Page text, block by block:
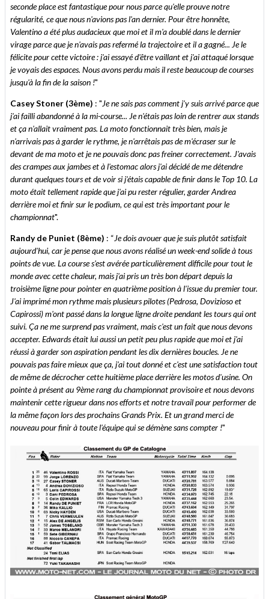
seconde place est fantastique pour nous parce qu'elle prouve notre
régularité, ce que nous n'avions pas l'an dernier. Pour être honnête,
Valentino a été plus audacieux que moi et il m'a doublé dans le dernier
virage parce que je n'avais pas refermé la trajectoire et il a gagné... Je le
félicite pour cette victoire : j'ai essayé d'être vaillant et j'ai attaqué lorsque
je voyais des espaces. Nous avons perdu mais il reste beaucoup de courses
jusqu'à la fin de la saison !"
Casey Stoner (3ème) : "Je ne sais pas comment j'y suis arrivé parce que
j'ai failli abandonné à la mi-course... Je n'étais pas loin de rentrer aux stands
et ça n'allait vraiment pas. La moto fonctionnait très bien, mais je
n'arrivais pas à garder le rythme, je n'arrêtais pas de m'écraser sur le
devant de ma moto et je ne pouvais donc pas freiner correctement. J'avais
des crampes aux jambes et à l'estomac alors j'ai décidé de me détendre
durant quelques tours et de voir si j'étais capable de finir dans le Top 10. La
moto était tellement rapide que j'ai pu rester régulier, garder Andrea
derrière moi et finir sur le podium, ce qui est très important pour le
championnat".
Randy de Puniet (8ème) : “Je dois avouer que je suis plutôt satisfait
aujourd'hui, car je pense que nous avons réalisé un week-end solide à tous
points de vue. La course s'est avérée particulièrement difficile pour tout le
monde avec cette chaleur, mais j'ai pris un très bon départ depuis la
troisième ligne pour pointer en quatrième position à l'issue du premier tour.
J'ai imprimé mon rythme mais plusieurs pilotes (Pedrosa, Dovizioso et
Capirossi) m'ont passé dans la longue ligne droite pendant les tours qui ont
suivi. Ça ne me surprend pas vraiment, mais c'est un fait que nous devons
accepter. Edwards était lui aussi un petit peu plus rapide que moi et j'ai
réussi à garder son aspiration pendant les dix dernières boucles. Je ne
pouvais pas faire mieux que ça, j'ai tout donné et c'est une satisfaction tout
de même de décrocher cette huitième place derrière les motos d'usine. On
pointe à présent au 9ème rang du championnat provisoire et nous devons
maintenir cette rigueur dans nos efforts et notre travail pour performer de
la même façon lors des prochains Grands Prix. Et un grand merci de
nouveau pour finir à toute l'équipe qui se démène sans compter !"